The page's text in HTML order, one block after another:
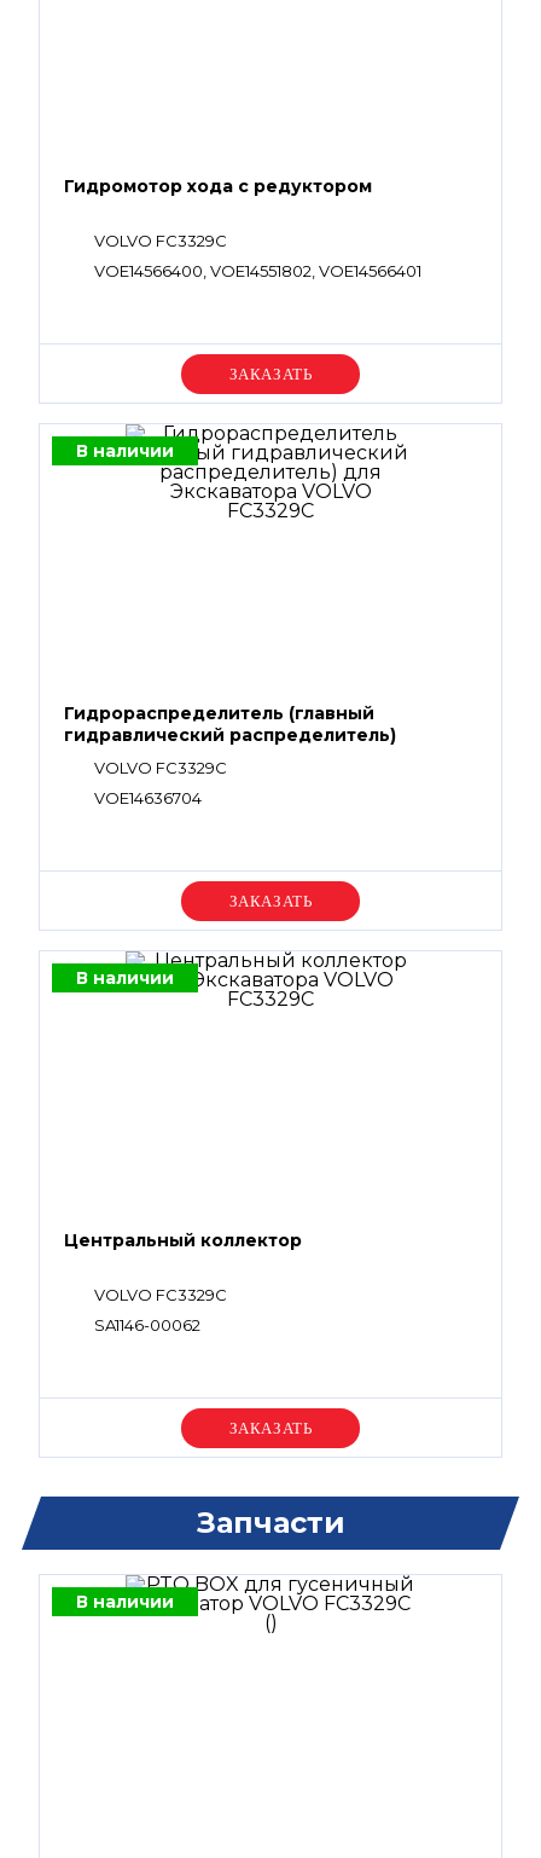
Гидромотор хода с редуктором
VOLVO FC3329C
VOE14566400, VOE14551802, VOE14566401
Уточняйте цену
В наличии
Гидрораспределитель (главный
гидравлический распределитель)
VOLVO FC3329C
VOE14636704
Уточняйте цену
В наличии
Центральный коллектор
VOLVO FC3329C
SA1146-00062
Уточняйте цену
Запчасти
В наличии